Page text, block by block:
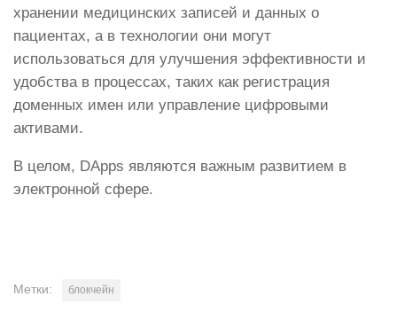
хранении медицинских записей и данных о
пациентах, а в технологии они могут
использоваться для улучшения эффективности и
удобства в процессах, таких как регистрация
доменных имен или управление цифровыми
активами.
В целом, DApps являются важным развитием в
электронной сфере.
Метки: блокчейн